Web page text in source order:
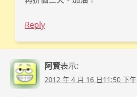
Reply
阿賢表示:
2012 年 4 月 16 日11:50 下午